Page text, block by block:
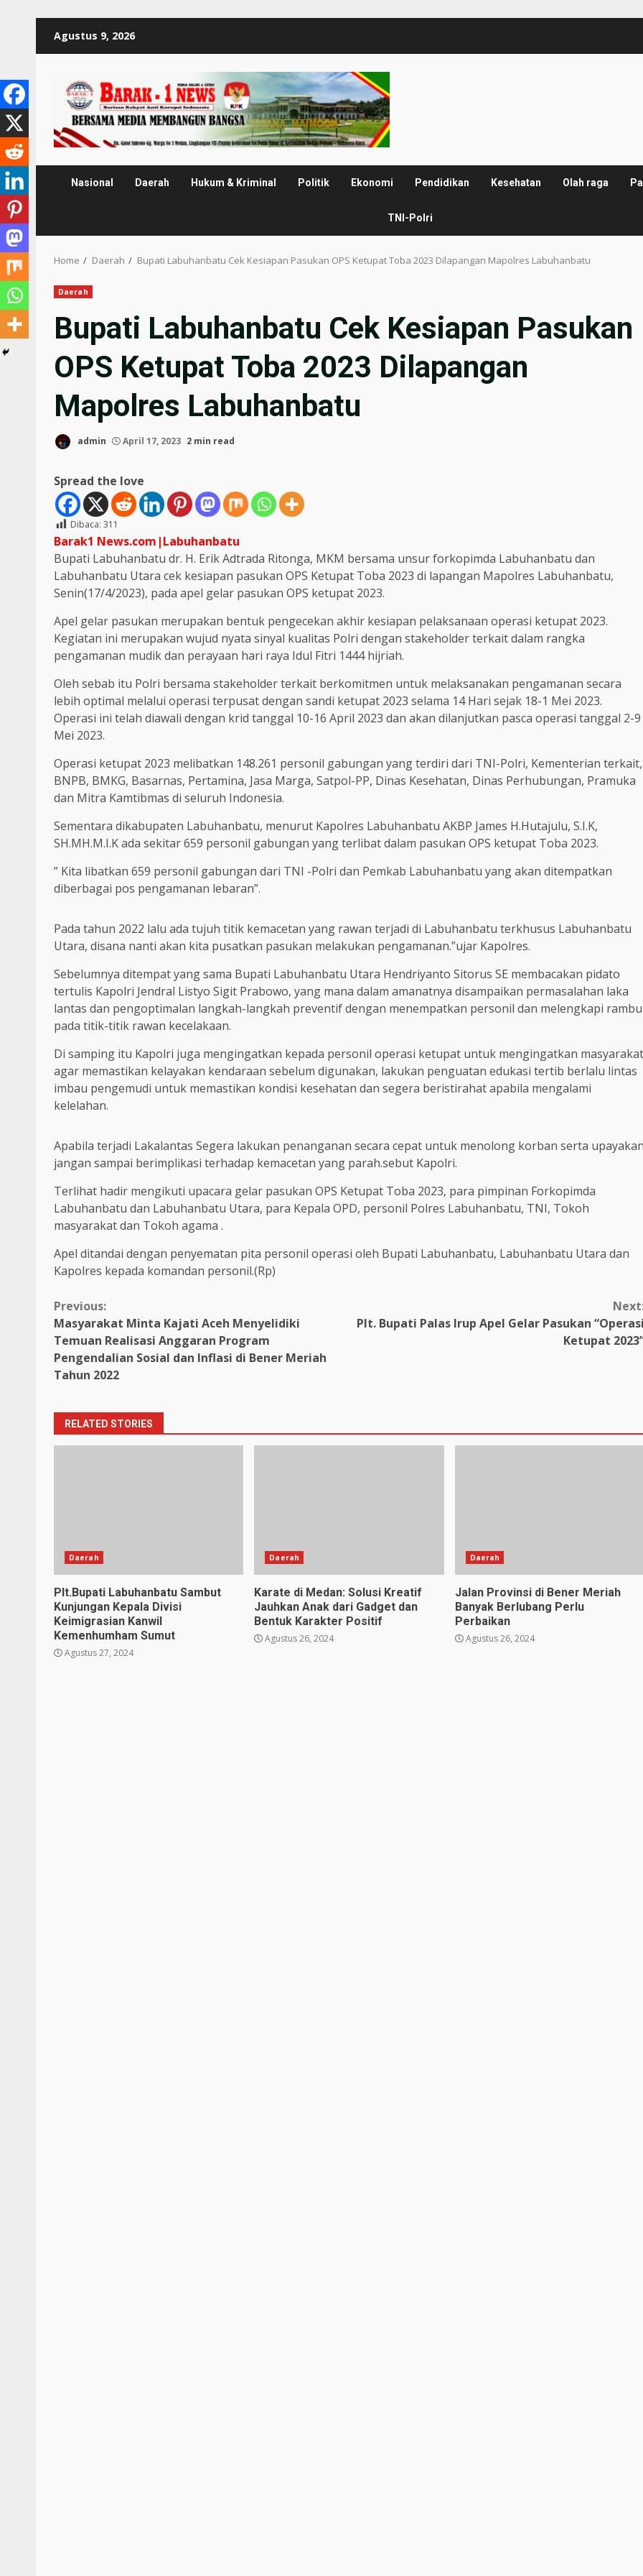
Agustus 9, 2026
Nasional Daerah Hukum & Kriminal Politik Ekonomi Pendidikan Kesehatan Olah raga
TNI-Polri
Home Daerah Bupati Labuhanbatu Cek Kesiapan Pasukan OPS Ketupat Toba 2023 Dilapangan Mapolres Labuhanbatu
Daerah
Bupati Labuhanbatu Cek Kesiapan Pasukan
OPS Ketupat Toba 2023 Dilapangan
Mapolres Labuhanbatu
admin April 17, 2023 2 min read
Spread the love
Dibaca: 311
Barak1 News.com|Labuhanbatu
Bupati Labuhanbatu dr. H. Erik Adtrada Ritonga, MKM bersama unsur forkopimda Labuhanbatu dan
Labuhanbatu Utara cek kesiapan pasukan OPS Ketupat Toba 2023 di lapangan Mapolres Labuhanbatu,
Senin(17/4/2023), pada apel gelar pasukan OPS ketupat 2023.
Apel gelar pasukan merupakan bentuk pengecekan akhir kesiapan pelaksanaan operasi ketupat 2023.
Kegiatan ini merupakan wujud nyata sinyal kualitas Polri dengan stakeholder terkait dalam rangka
pengamanan mudik dan perayaan hari raya Idul Fitri 1444 hijriah.
Oleh sebab itu Polri bersama stakeholder terkait berkomitmen untuk melaksanakan pengamanan secara
lebih optimal melalui operasi terpusat dengan sandi ketupat 2023 selama 14 Hari sejak 18-1 Mei 2023.
Operasi ini telah diawali dengan krid tanggal 10-16 April 2023 dan akan dilanjutkan pasca operasi tanggal 2-9
Mei 2023.
Operasi ketupat 2023 melibatkan 148.261 personil gabungan yang terdiri dari TNI-Polri, Kementerian terkait,
BNPB, BMKG, Basarnas, Pertamina, Jasa Marga, Satpol-PP, Dinas Kesehatan, Dinas Perhubungan, Pramuka
dan Mitra Kamtibmas di seluruh Indonesia.
Sementara dikabupaten Labuhanbatu, menurut Kapolres Labuhanbatu AKBP James H.Hutajulu, S.I.K,
SH.MH.M.I.K ada sekitar 659 personil gabungan yang terlibat dalam pasukan OPS ketupat Toba 2023.
” Kita libatkan 659 personil gabungan dari TNI -Polri dan Pemkab Labuhanbatu yang akan ditempatkan
diberbagai pos pengamanan lebaran”.
Pada tahun 2022 lalu ada tujuh titik kemacetan yang rawan terjadi di Labuhanbatu terkhusus Labuhanbatu
Utara, disana nanti akan kita pusatkan pasukan melakukan pengamanan.”ujar Kapolres.
Sebelumnya ditempat yang sama Bupati Labuhanbatu Utara Hendriyanto Sitorus SE membacakan pidato
tertulis Kapolri Jendral Listyo Sigit Prabowo, yang mana dalam amanatnya disampaikan permasalahan laka
lantas dan pengoptimalan langkah-langkah preventif dengan menempatkan personil dan melengkapi rambu
pada titik-titik rawan kecelakaan.
Di samping itu Kapolri juga mengingatkan kepada personil operasi ketupat untuk mengingatkan masyarakat
agar memastikan kelayakan kendaraan sebelum digunakan, lakukan penguatan edukasi tertib berlalu lintas
imbau pengemudi untuk memastikan kondisi kesehatan dan segera beristirahat apabila mengalami
kelelahan.
Apabila terjadi Lakalantas Segera lakukan penanganan secara cepat untuk menolong korban serta
jangan sampai berimplikasi terhadap kemacetan yang parah.sebut Kapolri.
Terlihat hadir mengikuti upacara gelar pasukan OPS Ketupat Toba 2023, para pimpinan Forkopimda
Labuhanbatu dan Labuhanbatu Utara, para Kepala OPD, personil Polres Labuhanbatu, TNI, Tokoh
masyarakat dan Tokoh agama .
Apel ditandai dengan penyematan pita personil operasi oleh Bupati Labuhanbatu, Labuhanbatu Utara dan
Kapolres kepada komandan personil.(Rp)
Continue
Reading
Previous:
Masyarakat Minta Kajati Aceh Menyelidiki
Temuan Realisasi Anggaran Program
Pengendalian Sosial dan Inflasi di Bener Meriah
Tahun 2022
Plt. Bupati Palas Irup Apel Gelar Pasukan
Ketupat
RELATED STORIES
Daerah
Plt.Bupati Labuhanbatu Sambut
Kunjungan Kepala Divisi
Keimigrasian Kanwil
Kemenhumham Sumut
Agustus 27, 2024
Daerah
Karate di Medan: Solusi Kreatif
Jauhkan Anak dari Gadget dan
Bentuk Karakter Positif
Agustus 26, 2024
Daerah
Jalan Provinsi di Bener Meriah
Banyak Berlubang Perlu
Perbaikan
Agustus 26, 2024